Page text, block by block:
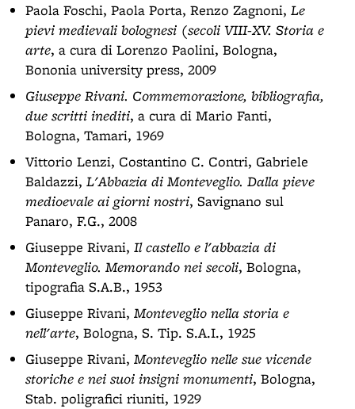
Paola Foschi, Paola Porta, Renzo Zagnoni, Le
pievi medievali bolognesi (secoli VIII-XV. Storia e
arte, a cura di Lorenzo Paolini, Bologna,
Bononia university press, 2009
Giuseppe Rivani. Commemorazione, bibliografia,
due scritti inediti, a cura di Mario Fanti,
Bologna, Tamari, 1969
Vittorio Lenzi, Costantino C. Contri, Gabriele
Baldazzi, L'Abbazia di Monteveglio. Dalla pieve
medioevale ai giorni nostri, Savignano sul
Panaro, F.G., 2008
Giuseppe Rivani, Il castello e l'abbazia di
Monteveglio. Memorando nei secoli, Bologna,
tipografia S.A.B., 1953
Giuseppe Rivani, Monteveglio nella storia e
nell'arte, Bologna, S. Tip. S.A.I., 1925
Giuseppe Rivani, Monteveglio nelle sue vicende
storiche e nei suoi insigni monumenti, Bologna,
Stab. poligrafici riuniti, 1929